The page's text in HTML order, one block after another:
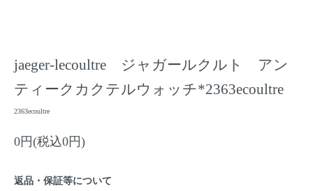
jaeger-lecoultre ジャガールクルト アン
ティークカクテルウォッチ*2363ecoultre
2363ecoultre
0円(税込0円)
返品・保証等について